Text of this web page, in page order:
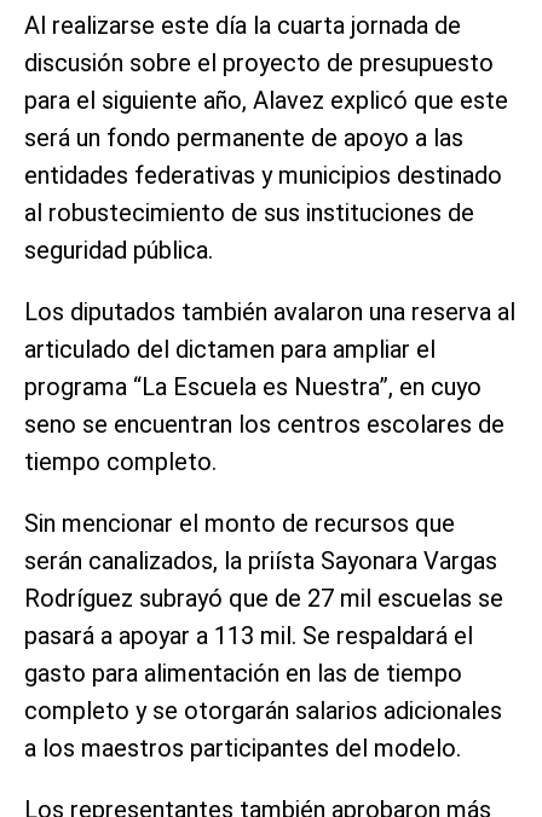
Al realizarse este día la cuarta jornada de
discusión sobre el proyecto de presupuesto
para el siguiente año, Alavez explicó que este
será un fondo permanente de apoyo a las
entidades federativas y municipios destinado
al robustecimiento de sus instituciones de
seguridad pública.
Los diputados también avalaron una reserva al
articulado del dictamen para ampliar el
programa “La Escuela es Nuestra”, en cuyo
seno se encuentran los centros escolares de
tiempo completo.
Sin mencionar el monto de recursos que
serán canalizados, la priísta Sayonara Vargas
Rodríguez subrayó que de 27 mil escuelas se
pasará a apoyar a 113 mil. Se respaldará el
gasto para alimentación en las de tiempo
completo y se otorgarán salarios adicionales
a los maestros participantes del modelo.
Los representantes también aprobaron más